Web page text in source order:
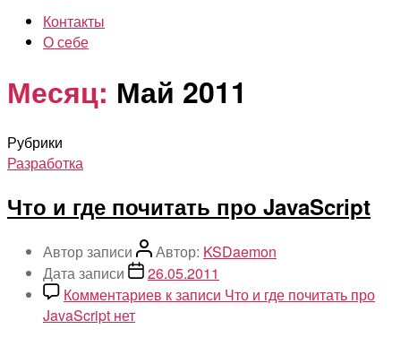
Контакты
О себе
Месяц: Май 2011
Рубрики
Разработка
Что и где почитать про JavaScript
Автор записи Автор: KSDaemon
Дата записи
26.05.2011
Комментариев к записи Что и где почитать про
JavaScript нет